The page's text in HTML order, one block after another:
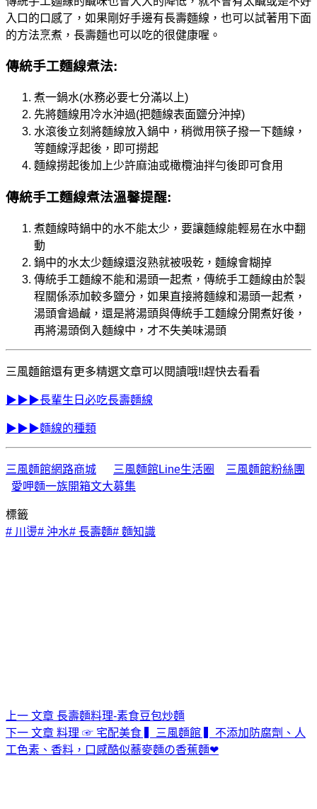
入口的口感了，如果剛好手邊有長壽麵線，也可以試著用下面
的方法烹煮，長壽麵也可以吃的很健康喔。
傳統手工麵線煮法:
煮一鍋水(水務必要七分滿以上)
先將麵線用冷水沖過(把麵線表面鹽分沖掉)
水滾後立刻將麵線放入鍋中，稍微用筷子撥一下麵線，
等麵線浮起後，即可撈起
麵線撈起後加上少許麻油或橄欖油拌勻後即可食用
傳統手工麵線煮法溫馨提醒:
煮麵線時鍋中的水不能太少，要讓麵線能輕易在水中翻
動
鍋中的水太少麵線還沒熟就被吸乾，麵線會糊掉
傳統手工麵線不能和湯頭一起煮，傳統手工麵線由於製
程關係添加較多鹽分，如果直接將麵線和湯頭一起煮，
湯頭會過鹹，還是將湯頭與傳統手工麵線分開煮好後，
再將湯頭倒入麵線中，才不失美味湯頭
三風麵館還有更多精選文章可以閱讀哦!!趕快去看看
▶▶▶長輩生日必吃長壽麵線
▶▶▶麵線的種類
三風麵館網路商城 三風麵館Line生活圈
三風麵館粉絲團
愛呷麵一族開箱文大募集
標籤
# 川燙# 沖水# 長壽麵# 麵知識
上一 文章 長壽麵料理-素食豆包炒麵
下一 文章 料理 ☞ 宅配美食 ▍三風麵館 ▍不添加防腐劑、人
工色素、香料，口感酷似蕎麥麵の香蕉麵❤